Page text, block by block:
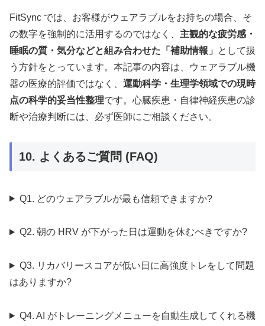
FitSync では、お客様がウェアラブルをお持ちの場合、そ
の数字を強制的に活用するのではなく、 主観的な疲労感・
睡眠の質・気分などと組み合わせた「補助情報」
として扱
う方針をとっています。本記事の内容は、ウェアラブル機
器の医療的評価ではなく、 運動科学・生理学領域での現時
点の科学的妥当性整理です。心臓疾患・自律神経疾患の診
断や治療判断には、必ず医師にご相談ください。
10. よくあるご質問 (FAQ)
Q1. どのウェアラブルが最も信頼できますか?
Q2. 朝の HRV が下がった日は運動を休むべきですか?
Q3. リカバリースコアが低い日に高強度トレをして問題
はありますか?
Q4. AI がトレーニングメニューを自動生成してくれる機